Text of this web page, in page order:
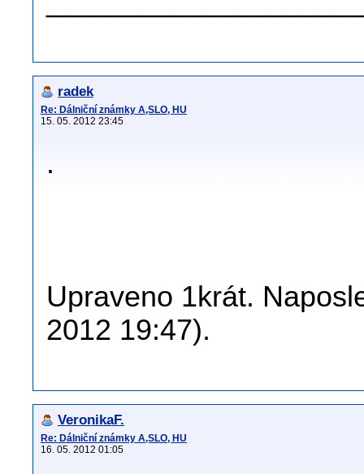
radek
Re: Dálniční známky A,SLO, HU
15. 05. 2012 23:45
.
Upraveno 1krát.
2012 19:47).
VeronikaF.
Re: Dálniční známky A,SLO, HU
16. 05. 2012 01:05